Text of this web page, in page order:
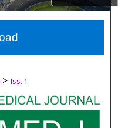
Network™
> Iss. 1